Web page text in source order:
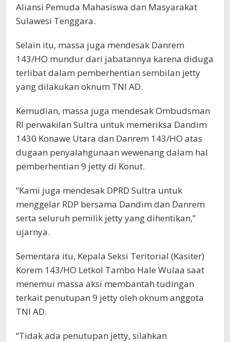
Aliansi Pemuda Mahasiswa dan Masyarakat
Sulawesi Tenggara.
Selain itu, massa juga mendesak Danrem
143/HO mundur dari jabatannya karena diduga
terlibat dalam pemberhentian sembilan jetty
yang dilakukan oknum TNI AD.
Kemudian, massa juga mendesak Ombudsman
RI perwakilan Sultra untuk memeriksa Dandim
1430 Konawe Utara dan Danrem 143/HO atas
dugaan penyalahgunaan wewenang dalam hal
pemberhentian 9 jetty di Konut.
“Kami juga mendesak DPRD Sultra untuk
menggelar RDP bersama Dandim dan Danrem
serta seluruh pemilik jetty yang dihentikan,”
ujarnya.
Sementara itu, Kepala Seksi Teritorial (Kasiter)
Korem 143/HO Letkol Tambo Hale Wulaa saat
menemui massa aksi membantah tudingan
terkait penutupan 9 jetty oleh oknum anggota
TNI AD.
“Tidak ada penutupan jetty, silahkan